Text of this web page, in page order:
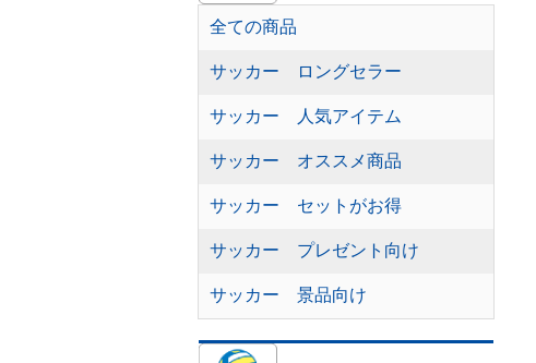
全ての商品
サッカー ロングセラー
サッカー 人気アイテム
サッカー オススメ商品
サッカー セットがお得
サッカー プレゼント向け
サッカー 景品向け